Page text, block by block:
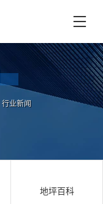
行业新闻
地坪百科